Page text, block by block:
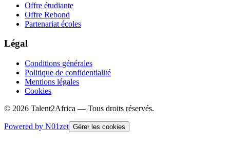
Offre étudiante
Offre Rebond
Partenariat écoles
Légal
Conditions générales
Politique de confidentialité
Mentions légales
Cookies
© 2026 Talent2Africa — Tous droits réservés.
Powered by N01zet Gérer les cookies